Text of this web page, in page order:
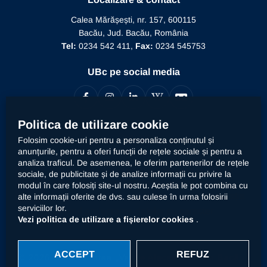
Relații internaționale
Informații de interes public
Documente interne
Recunoaștere conducător doctorat
Calea Mărășești, nr. 157, 600115
Bacău, Jud. Bacău, România
Tel: 0234 542 411, Fax: 0234 545753
UBc pe social media
Contact
Universitatea „Vasile Alecsandri” din Bacău prelucrează
datele dumneavoastră cu caracter personal, respectiv
imaginea prin mijloace automatizate. Accesațideclarația
privind prelucrarea datelor cu caracter
personal
© 2026 Universitatea „Vasile Alecsandri” din Bacău.
Politica de utilizare cookie
Folosim cookie-uri pentru a personaliza conținutul și
anunțurile, pentru a oferi funcții de rețele sociale și pentru a
analiza traficul. De asemenea, le oferim partenerilor de rețele
sociale, de publicitate și de analize informații cu privire la
modul în care folosiți site-ul nostru. Aceștia le pot combina cu
alte informații oferite de dvs. sau culese în urma folosirii
serviciilor lor.
Vezi politica de utilizare a fișierelor cookies .
ACCEPT REFUZ